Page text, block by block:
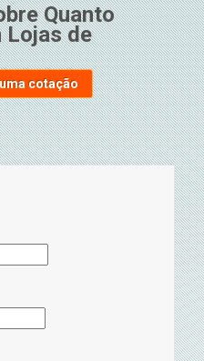
Quanto
Lojas de
cotação